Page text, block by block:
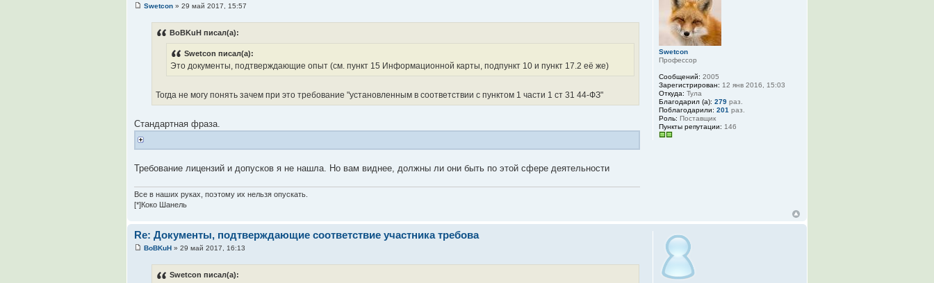
Swetcon » 29 май 2017, 15:57
BoBKuH писал(а):
Swetcon писал(а):
Это документы, подтверждающие опыт (см. пункт 15 Информационной карты, подпункт 10 и пункт 17.2 её же)
Тогда не могу понять зачем при это требование "установленным в соответствии с пунктом 1 части 1 ст 31 44-ФЗ"
Стандартная фраза.
Требование лицензий и допусков я не нашла. Но вам виднее, должны ли они быть по этой сфере деятельности
Все в наших руках, поэтому их нельзя опускать.
[*]Коко Шанель
Swetcon
Профессор
Сообщений: 2005
Зарегистрирован: 12 янв 2016, 15:03
Откуда: Тула
Благодарил (а): 279 раз.
Поблагодарили: 201 раз.
Роль: Поставщик
Пункты репутации: 146
Re: Документы, подтверждающие соответствие участника требова
BoBKuH » 29 май 2017, 16:13
Swetcon писал(а):